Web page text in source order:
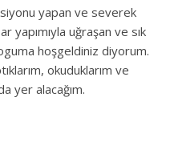
yapan ve severek
yapımıyla uğraşan ve sık
hoşgeldiniz diyorum.
okuduklarım ve
yer alacağım.